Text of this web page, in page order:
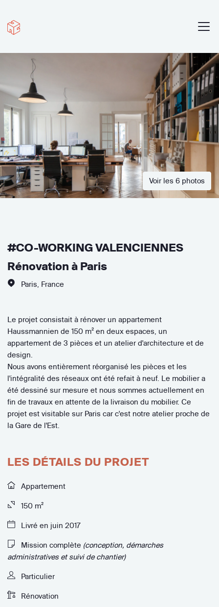
Voir les 6 photos
#CO-WORKING VALENCIENNES
Rénovation à Paris
Paris France
Le projet consistait à rénover un appartement
Haussmannien de 150 m² en deux espaces, un
appartement de 3 pièces et un atelier d'architecture et de
design.
Nous avons entièrement réorganisé les pièces et les
l'intégralité des réseaux ont été refait à neuf. Le mobilier a
été dessiné sur mesure et nous sommes actuellement en
fin de travaux en attente de la livraison du mobilier. Ce
projet est visitable sur Paris car c'est notre atelier proche de
la Gare de l'Est.
LES DÉTAILS DU PROJET
Appartement
150 m²
Livré en juin 2017
Mission complète (conception, démarches
administratives et suivi de chantier)
Particulier
Rénovation